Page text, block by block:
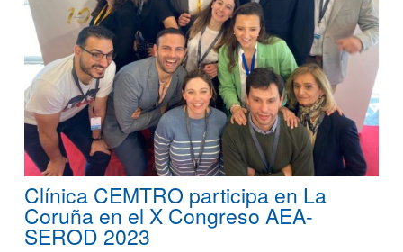
Clínica CEMTRO participa en La
Coruña en el X Congreso AEA-
SEROD 2023